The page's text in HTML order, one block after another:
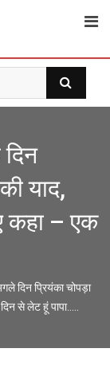
याद,
कहा – एक
दिन प्रियंका चोपड़ा
से लेट हूं पापा…..